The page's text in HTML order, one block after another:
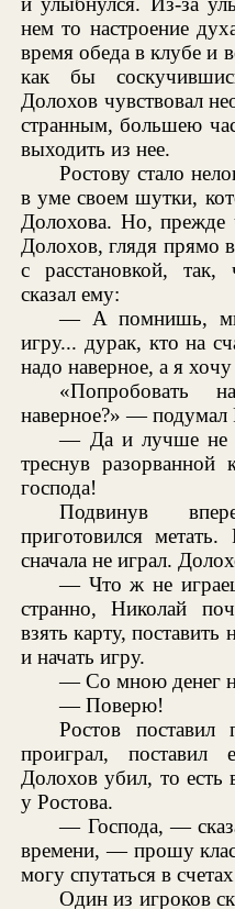
нем то настроение
время обеда в клубе и
как бы
Долохов чувствовал
странным, большею
выходить из нее.
Ростову стало
в уме своем шутки,
Долохова. Но, прежде
Долохов, глядя прямо
с расстановкой,
сказал ему:
— А помнишь, мы
игру... дурак, кто на
надо наверное, а я
«Попробовать
наверное?» — подумал
— Да и лучше не
треснув
господа!
Подвинув
приготовился
сначала не играл.
— Что ж не
странно, Николай
взять карту,
и начать игру.
— Со мною денег
— Поверю!
Ростов
проиграл,
Долохов убил, то есть
у Ростова.
— Господа, —
времени, — прошу
могу спутаться в
Один из игроков